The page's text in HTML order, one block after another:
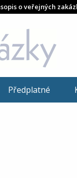
o veřejných
Předplatné